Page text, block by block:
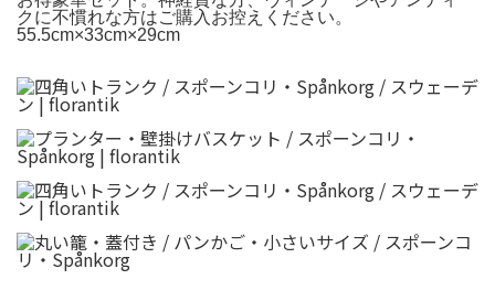
クに不慣れな方はご購入お控えください。
55.5cm×33cm×29cm